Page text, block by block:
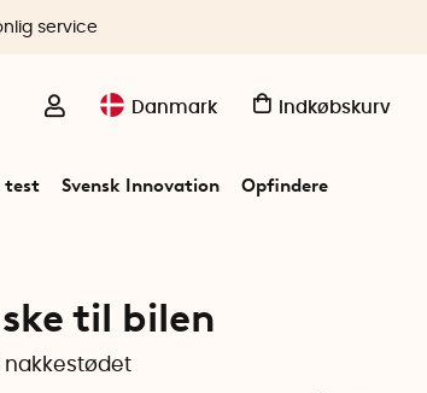
Danmark Indkøbskurv
test Svensk Innovation Opfindere
service
til bilen